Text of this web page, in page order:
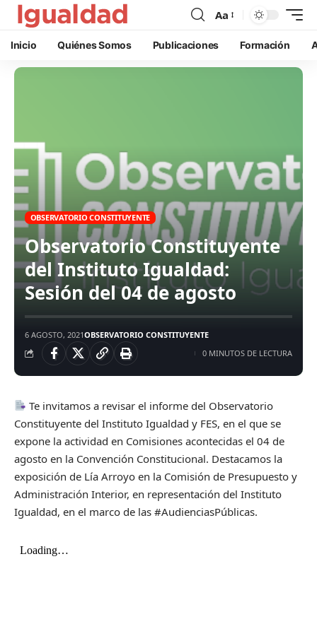
Aa
Inicio Quiénes Somos Publicaciones Formación
OBSERVATORIO CONSTITUYENTE
Observatorio Constituyente
del Instituto Igualdad:
Sesión del 04 de agosto
6 AGOSTO, 2021OBSERVATORIO CONSTITUYENTE
0 MINUTOS DE LECTURA
Te invitamos a revisar el informe del Observatorio
Constituyente del Instituto Igualdad y FES, en el que se
expone la actividad en Comisiones acontecidas el 04 de
agosto en la Convención Constitucional. Destacamos la
exposición de Lía Arroyo en la Comisión de Presupuesto y
Administración Interior, en representación del Instituto
Igualdad, en el marco de las #AudienciasPúblicas.